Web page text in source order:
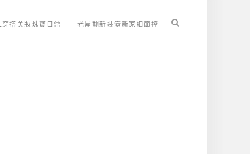
穿搭美妝珠寶日常 老屋翻新裝潢新家細節控